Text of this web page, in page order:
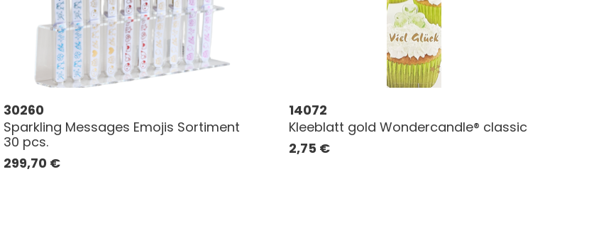
30260
Sparkling Messages Emojis Sortiment
30 pcs.
299,70 €
14072
Kleeblatt gold Wondercandle® classic
2,75 €